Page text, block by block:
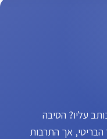
עליו? הסיבה
הבריטי, אך התרבות